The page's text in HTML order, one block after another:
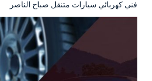
فني كهربائي سيارات متنقل صباح الناصر